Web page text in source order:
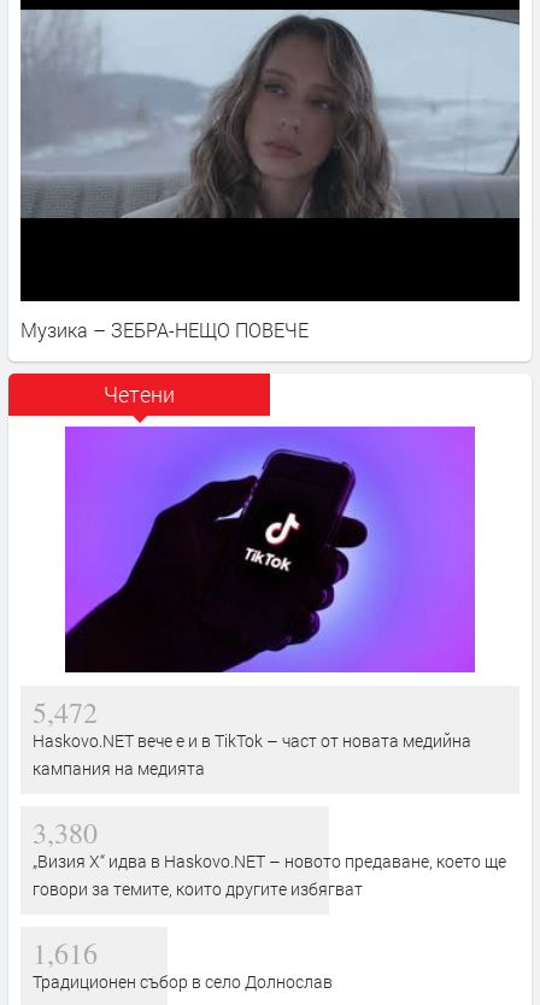
Музика – ЗЕБРА-НЕЩО ПОВЕЧЕ
Четени
5,472
Haskovo.NET вече е и в TikTok – част от новата медийна
кампания на медията
3,380
„Визия Х“ идва в Haskovo.NET – новото предаване, което ще
говори за темите, които другите избягват
1,616
Традиционен събор в село Долнослав